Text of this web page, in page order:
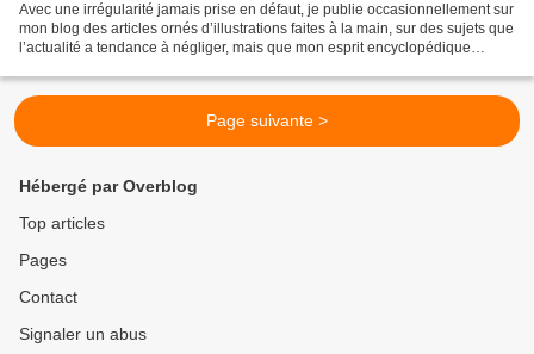
Avec une irrégularité jamais prise en défaut, je publie occasionnellement sur
mon blog des articles ornés d’illustrations faites à la main, sur des sujets que
l’actualité a tendance à négliger, mais que mon esprit encyclopédique
Page suivante >
Hébergé par Overblog
Top articles
Pages
Contact
Signaler un abus